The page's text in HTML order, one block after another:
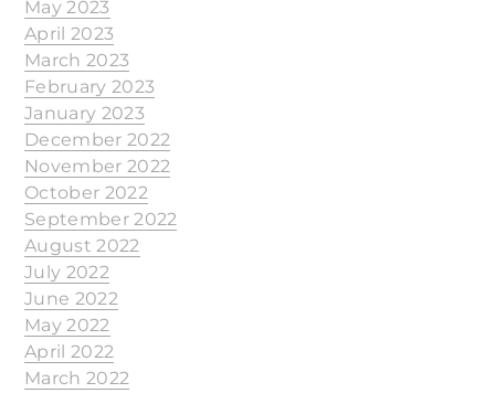
May 2023
April 2023
March 2023
February 2023
January 2023
December 2022
November 2022
October 2022
September 2022
August 2022
July 2022
June 2022
May 2022
April 2022
March 2022